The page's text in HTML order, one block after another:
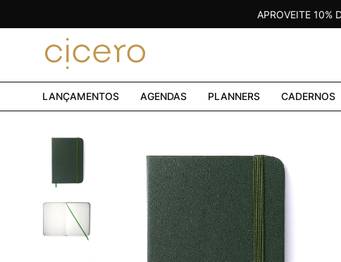
APROVEITE 10%
LANÇAMENTOS AGENDAS PLANNERS CADERNOS